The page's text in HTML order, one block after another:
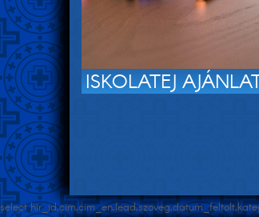
ISKOLATEJ
select